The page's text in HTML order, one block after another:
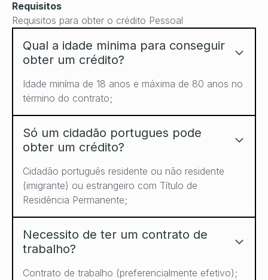
Requisitos
Requisitos para obter o crédito Pessoal
Qual a idade minima para conseguir
obter um crédito?
Idade miníma de 18 anos e máxima de 80 anos no
término do contrato;
Só um cidadão portugues pode
obter um crédito?
Cidadão português residente ou não residente
(imigrante) ou estrangeiro com Título de
Residência Permanente;
Necessito de ter um contrato de
trabalho?
Contrato de trabalho (preferencialmente efetivo);